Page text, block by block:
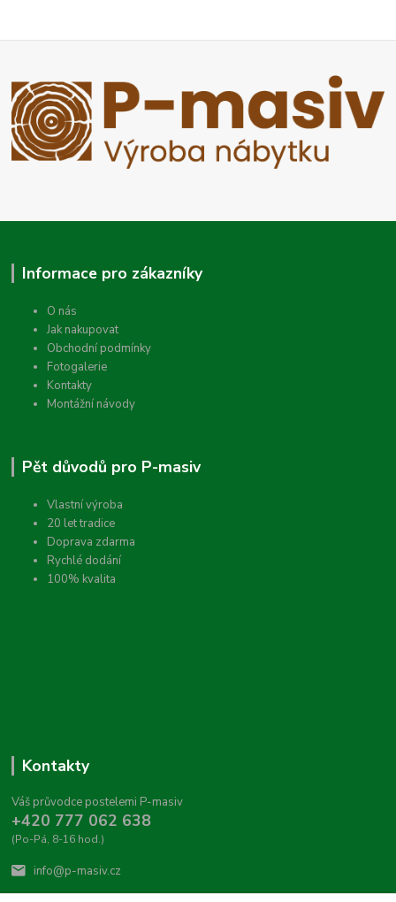
Informace pro zákazníky
O nás
Jak nakupovat
Obchodní podmínky
Fotogalerie
Kontakty
Montážní návody
Pět důvodů pro P-masiv
Vlastní výroba
20 let tradice
Doprava zdarma
Rychlé dodání
100% kvalita
Kontakty
Váš průvodce postelemi P-masiv
+420 777 062 638
(Po-Pá, 8-16 hod.)
info@p-masiv.cz